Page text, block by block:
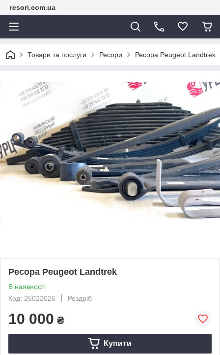
resori.com.ua
Товари та послуги Ресори Ресора Peugeot Landtrek
Ресора Peugeot Landtrek
В наявності
Код: 25022026
Роздріб
10 000 ₴
Купити